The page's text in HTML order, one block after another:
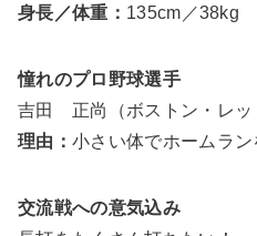
身長／体重： 135cm／38kg
憧れのプロ野球選手
吉田 正尚（ボストン・レッ
理由： 小さい体でホームラン
交流戦への意気込み